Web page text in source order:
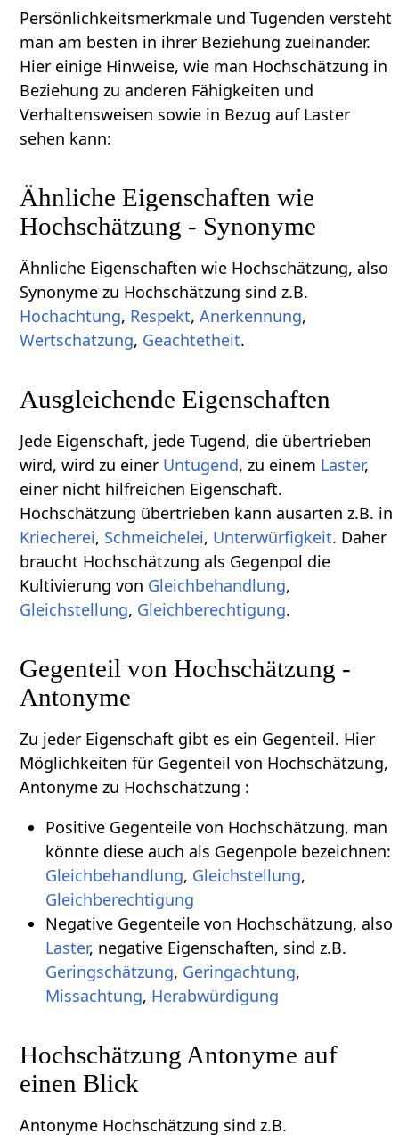
Persönlichkeitsmerkmale und Tugenden versteht
man am besten in ihrer Beziehung zueinander.
Hier einige Hinweise, wie man Hochschätzung in
Beziehung zu anderen Fähigkeiten und
Verhaltensweisen sowie in Bezug auf Laster
sehen kann:
Ähnliche Eigenschaften wie
Hochschätzung - Synonyme
Ähnliche Eigenschaften wie Hochschätzung, also
Synonyme zu Hochschätzung sind z.B.
Hochachtung, Respekt,Anerkennung,
Wertschätzung, Geachtetheit.
Ausgleichende Eigenschaften
Jede Eigenschaft, jede Tugend, die übertrieben
wird, wird zu einer Untugend, zu einem Laster,
einer nicht hilfreichen Eigenschaft.
Hochschätzung übertrieben kann ausarten z.B. in
Kriecherei, Schmeichelei, Unterwürfigkeit. Daher
braucht Hochschätzung als Gegenpol die
Kultivierung von Gleichbehandlung,
Gleichstellung, Gleichberechtigung.
Gegenteil von Hochschätzung -
Antonyme
Zu jeder Eigenschaft gibt es ein Gegenteil. Hier
Möglichkeiten für Gegenteil von Hochschätzung,
Antonyme zu Hochschätzung :
Positive Gegenteile von Hochschätzung, man
könnte diese auch als Gegenpole bezeichnen:
Gleichbehandlung, Gleichstellung,
Gleichberechtigung
Negative Gegenteile von Hochschätzung, also
Laster, negative Eigenschaften, sind z.B.
Geringschätzung, Geringachtung,
Missachtung, Herabwürdigung
Hochschätzung Antonyme auf
einen Blick
Antonyme Hochschätzung sind z.B.